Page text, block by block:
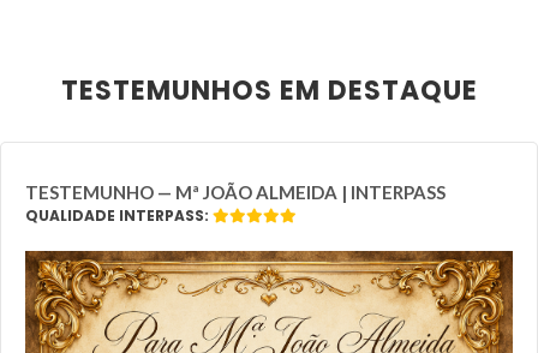
TESTEMUNHOS EM DESTAQUE
TESTEMUNHO — Mª JOÃO ALMEIDA | INTERPASS
QUALIDADE INTERPASS: